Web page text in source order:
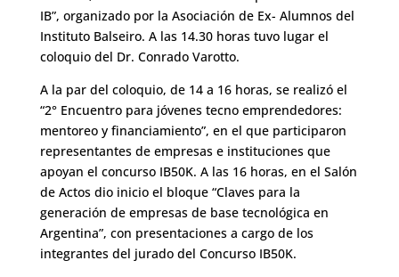
IB”, organizado por la Asociación de Ex- Alumnos del
Instituto Balseiro. A las 14.30 horas tuvo lugar el
coloquio del Dr. Conrado Varotto.
A la par del coloquio, de 14 a 16 horas, se realizó el
“2° Encuentro para jóvenes tecno emprendedores:
mentoreo y financiamiento”, en el que participaron
representantes de empresas e instituciones que
apoyan el concurso IB50K. A las 16 horas, en el Salón
de Actos dio inicio el bloque “Claves para la
generación de empresas de base tecnológica en
Argentina”, con presentaciones a cargo de los
integrantes del jurado del Concurso IB50K.